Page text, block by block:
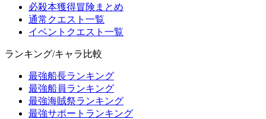
必殺本獲得冒険まとめ
通常クエスト一覧
イベントクエスト一覧
ランキング/キャラ比較
最強船長ランキング
最強船員ランキング
最強海賊祭ランキング
最強サポートランキング